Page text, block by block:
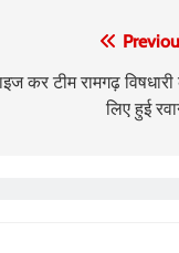
कर टीम रामगढ़
लिए हुई